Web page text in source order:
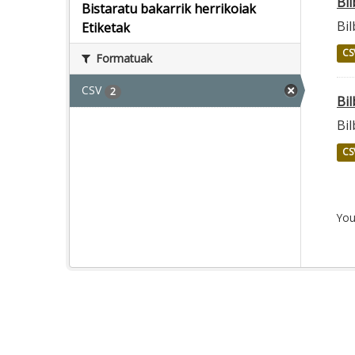
Bistaratu bakarrik herrikoiak
Etiketak
Formatuak
CSV 2